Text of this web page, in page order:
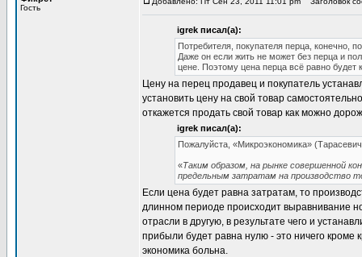
Гость
igrek писал(а):
Потребителя, покупателя перца, конечно,
Даже он если жить не может без перца и
цене. Поэтому цена перца всё равно будет
Цену на перец продавец и покупатель
установить цену на свой товар
откажется продать свой товар как можно
igrek писал(а):
Пожалуйста, «Микроэкономика»
«Таким образом, на рынке совершенной
предельным затратам на производство
Если цена будет равна затратам, то
длинном периоде происходит выравнивание
отрасли в другую, в результате чего и
прибыли будет равна нулю - это ничего кроме
экономика больна.